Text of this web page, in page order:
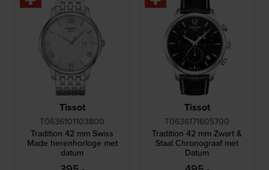
Tissot
T0636101103800
Tradition 42 mm Swiss
Made herenhorloge met
datum
Tissot
T0636171605700
Tradition 42 mm Zwart &
Staal Chronograaf met
Datum